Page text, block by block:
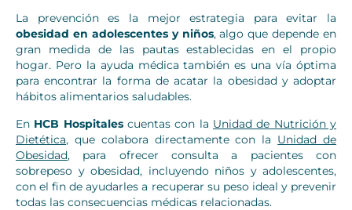
La prevención es la mejor estrategia para evitar la
obesidad en adolescentes y niños, algo que depende en
gran medida de las pautas establecidas en el propio
hogar. Pero la ayuda médica también es una vía óptima
para encontrar la forma de acatar la obesidad y adoptar
hábitos alimentarios saludables.
En HCB Hospitalescuentas con la Unidad de Nutrición y
Dietética, que colabora directamente con la Unidad de
Obesidad, para ofrecer consulta a pacientes con
sobrepeso y obesidad, incluyendo niños y adolescentes,
con el fin de ayudarles a recuperar su peso ideal y prevenir
todas las consecuencias médicas relacionadas.